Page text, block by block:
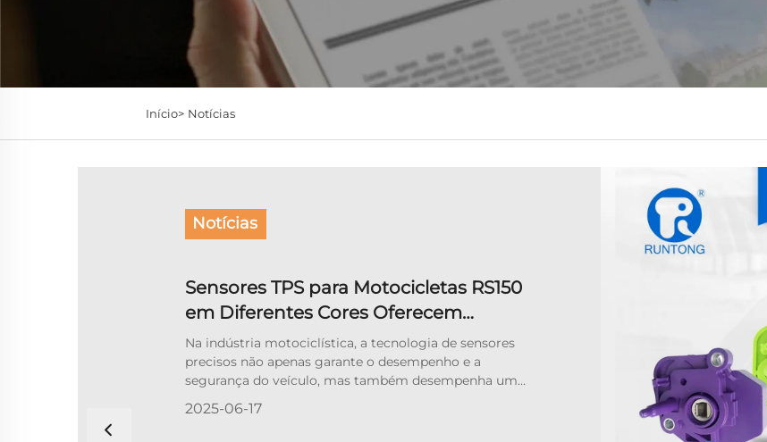
Início> Notícias
Notícias
Sensores TPS para Motocicletas RS150
em Diferentes Cores Oferecem
Experiências Visuais Distintas
Na indústria motociclística, a tecnologia de sensores
precisos não apenas garante o desempenho e a
segurança do veículo, mas também desempenha um
às necessidades dos fabricantes de motocicletas e dos
2025-06-17